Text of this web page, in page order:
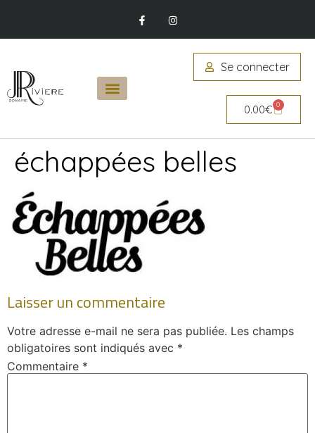
Se connecter
0.00€ 0
échappées belles
Laisser un commentaire
Votre adresse e-mail ne sera pas publiée. Les champs
obligatoires sont indiqués avec *
Commentaire *